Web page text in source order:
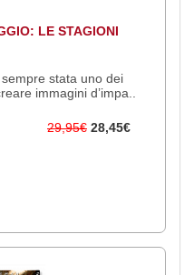
LE STAGIONI
stata uno dei
immagini d’impa..
29,95€ 28,45€